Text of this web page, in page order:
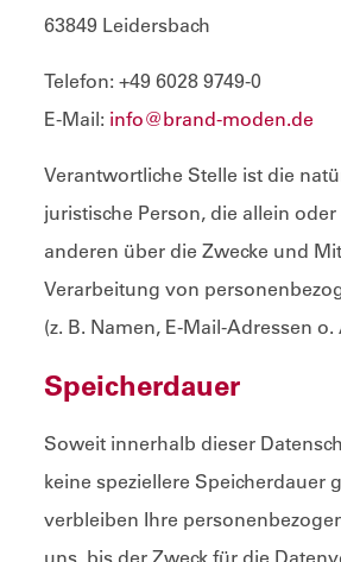
63849 Leidersbach
Telefon: +49 6028 9749-0
E-Mail: info@brand-moden.de
Verantwortliche Stelle ist die
juristische Person, die allein
anderen über die Zwecke und
Verarbeitung von
(z. B. Namen, E-Mail-Adressen
Speicherdauer
Soweit innerhalb dieser
keine speziellere Speicherdauer
verbleiben Ihre
uns, bis der Zweck für die